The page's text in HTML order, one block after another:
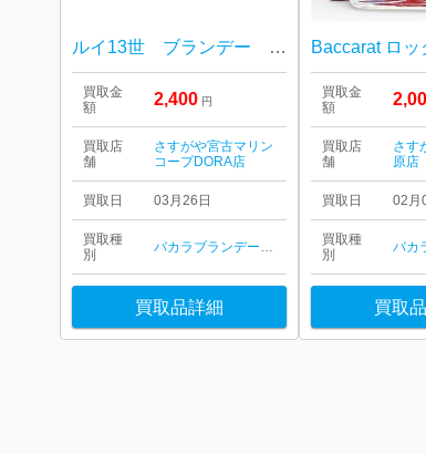
ルイ13世 ブランデー 空瓶 バカラボトル
買取金
額
2,400 円
買取店
舗
さすがや宮古マリン
コープDORA店
買取日 03月26日
買取種
別
バカラ ブランデーお酒
買取品詳細
買取金
額
買取店
舗
さす
原店
買取日 02月
買取種
別
バカ
買取